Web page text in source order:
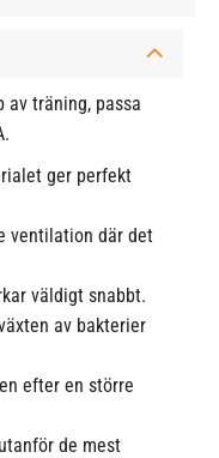
av träning, passa
ger perfekt
ventilation där det
väldigt snabbt.
av bakterier
efter en större
de mest